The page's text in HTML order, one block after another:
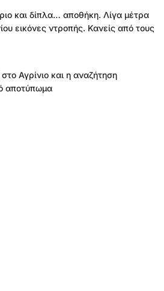
και δίπλα… αποθήκη. Λίγα μέτρα
εικόνες ντροπής. Κανείς από τους
Αγρίνιο και η αναζήτηση
αποτύπωμα